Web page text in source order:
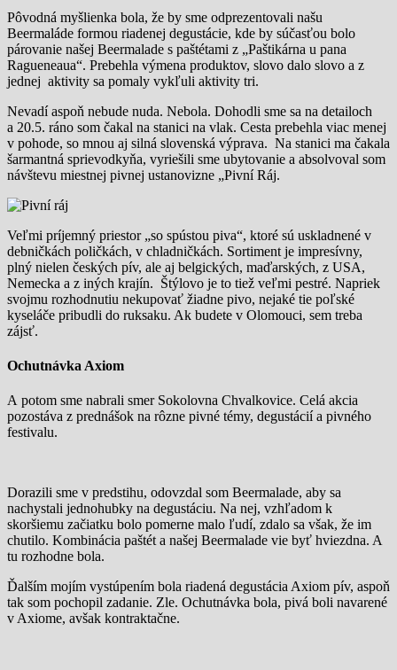
Pôvodná myšlienka bola, že by sme odprezentovali našu
Beermaláde formou riadenej degustácie, kde by súčasťou bolo
párovanie našej Beermalade s paštétami z „Paštikárna u pana
Ragueneaua“. Prebehla výmena produktov, slovo dalo slovo a z
jednej aktivity sa pomaly vykľuli aktivity tri.
Nevadí aspoň nebude nuda. Nebola. Dohodli sme sa na detailoch
a 20.5. ráno som čakal na stanici na vlak. Cesta prebehla viac menej
v pohode, so mnou aj silná slovenská výprava. Na stanici ma čakala
šarmantná sprievodkyňa, vyriešili sme ubytovanie a absolvoval som
návštevu miestnej pivnej ustanovizne „Pivní Ráj.
Veľmi príjemný priestor „so spústou piva“, ktoré sú uskladnené v
debničkách poličkách, v chladničkách. Sortiment je impresívny,
plný nielen českých pív, ale aj belgických, maďarských, z USA,
Nemecka a z iných krajín. Štýlovo je to tiež veľmi pestré. Napriek
svojmu rozhodnutiu nekupovať žiadne pivo, nejaké tie poľské
kyseláče pribudli do ruksaku. Ak budete v Olomouci, sem treba
zájsť.
Ochutnávka Axiom
A potom sme nabrali smer Sokolovna Chvalkovice. Celá akcia
pozostáva z prednášok na rôzne pivné témy, degustácií a pivného
festivalu.
Dorazili sme v predstihu, odovzdal som Beermalade, aby sa
nachystali jednohubky na degustáciu. Na nej, vzhľadom k
skoršiemu začiatku bolo pomerne malo ľudí, zdalo sa však, že im
chutilo. Kombinácia paštét a našej Beermalade vie byť hviezdna. A
tu rozhodne bola.
Ďalším mojím vystúpením bola riadená degustácia Axiom pív, aspoň
tak som pochopil zadanie. Zle. Ochutnávka bola, pivá boli navarené
v Axiome, avšak kontraktačne.